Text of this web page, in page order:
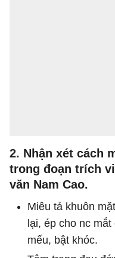
2. Nhận xét cách
trong đoạn trích
văn Nam Cao.
Miêu tả khuôn
lại, ép cho nc
mếu, bật khóc.